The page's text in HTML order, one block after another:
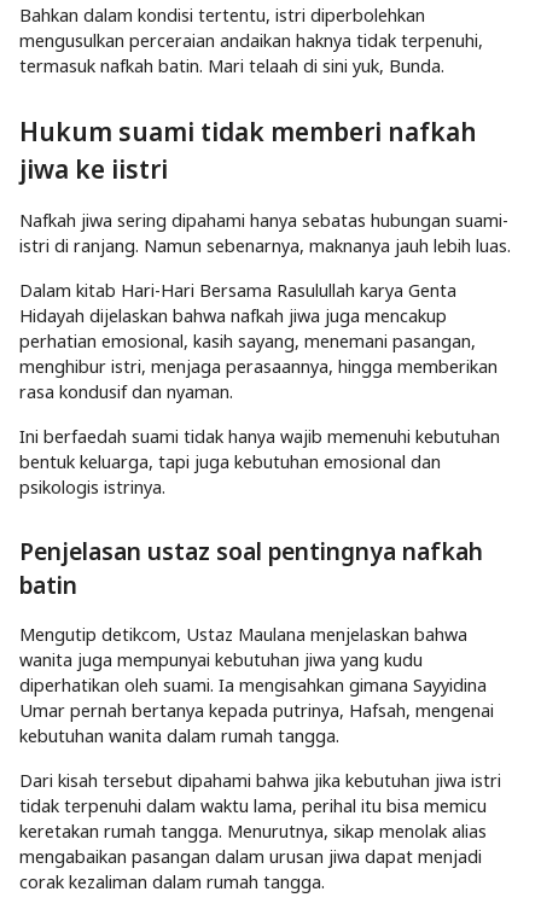
Bahkan dalam kondisi tertentu, istri diperbolehkan
mengusulkan perceraian andaikan haknya tidak terpenuhi,
termasuk nafkah batin. Mari telaah di sini yuk, Bunda.
Hukum suami tidak memberi nafkah
jiwa ke iistri
Nafkah jiwa sering dipahami hanya sebatas hubungan suami-
istri di ranjang. Namun sebenarnya, maknanya jauh lebih luas.
Dalam kitab Hari-Hari Bersama Rasulullah karya Genta
Hidayah dijelaskan bahwa nafkah jiwa juga mencakup
perhatian emosional, kasih sayang, menemani pasangan,
menghibur istri, menjaga perasaannya, hingga memberikan
rasa kondusif dan nyaman.
Ini berfaedah suami tidak hanya wajib memenuhi kebutuhan
bentuk keluarga, tapi juga kebutuhan emosional dan
psikologis istrinya.
Penjelasan ustaz soal pentingnya nafkah
batin
Mengutip detikcom, Ustaz Maulana menjelaskan bahwa
wanita juga mempunyai kebutuhan jiwa yang kudu
diperhatikan oleh suami. Ia mengisahkan gimana Sayyidina
Umar pernah bertanya kepada putrinya, Hafsah, mengenai
kebutuhan wanita dalam rumah tangga.
Dari kisah tersebut dipahami bahwa jika kebutuhan jiwa istri
tidak terpenuhi dalam waktu lama, perihal itu bisa memicu
keretakan rumah tangga. Menurutnya, sikap menolak alias
mengabaikan pasangan dalam urusan jiwa dapat menjadi
corak kezaliman dalam rumah tangga.